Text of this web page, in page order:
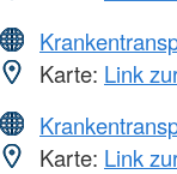
Karte: Link
Karte: Link